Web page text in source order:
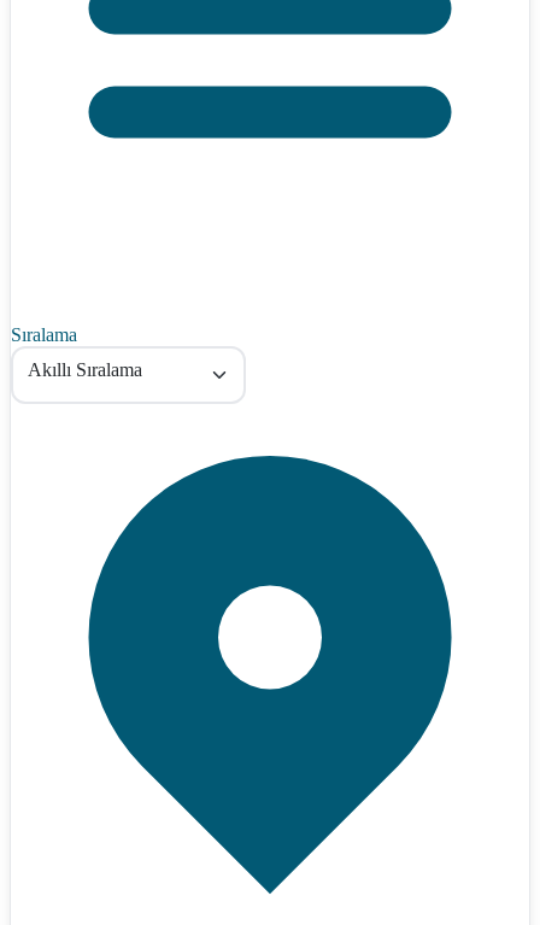
Sıralama
Akıllı Sıralama